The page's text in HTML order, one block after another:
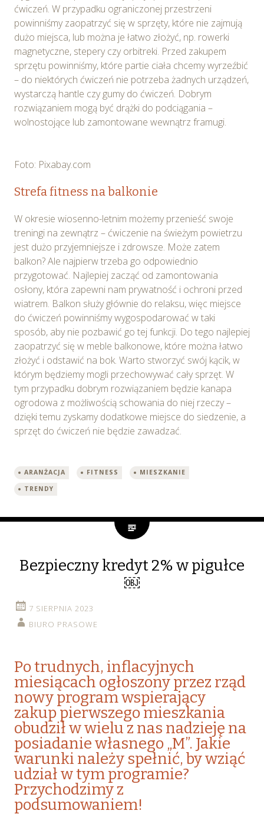
ćwiczeń. W przypadku ograniczonej przestrzeni
powinniśmy zaopatrzyć się w sprzęty, które nie zajmują
dużo miejsca, lub można je łatwo złożyć, np. rowerki
magnetyczne, stepery czy orbitreki. Przed zakupem
sprzętu powinniśmy, które partie ciała chcemy wyrzeźbić
– do niektórych ćwiczeń nie potrzeba żadnych urządzeń,
wystarczą hantle czy gumy do ćwiczeń. Dobrym
rozwiązaniem mogą być drążki do podciągania –
wolnostojące lub zamontowane wewnątrz framugi.
Foto: Pixabay.com
Strefa fitness na balkonie
W okresie wiosenno-letnim możemy przenieść swoje
treningi na zewnątrz – ćwiczenie na świeżym powietrzu
jest dużo przyjemniejsze i zdrowsze. Może zatem
balkon? Ale najpierw trzeba go odpowiednio
przygotować. Najlepiej zacząć od zamontowania
osłony, która zapewni nam prywatność i ochroni przed
wiatrem. Balkon służy głównie do relaksu, więc miejsce
do ćwiczeń powinniśmy wygospodarować w taki
sposób, aby nie pozbawić go tej funkcji. Do tego najlepiej
zaopatrzyć się w meble balkonowe, które można łatwo
złożyć i odstawić na bok. Warto stworzyć swój kącik, w
którym będziemy mogli przechowywać cały sprzęt. W
tym przypadku dobrym rozwiązaniem będzie kanapa
ogrodowa z możliwością schowania do niej rzeczy –
dzięki temu zyskamy dodatkowe miejsce do siedzenie, a
sprzęt do ćwiczeń nie będzie zawadzać.
ARANŻACJA FITNESS
MIESZKANIE
TRENDY
Bezpieczny kredyt 2% w pigułce
￼
7 SIERPNIA 2023
BIURO PRASOWE
Po trudnych, inflacyjnych
miesiącach ogłoszony przez rząd
nowy program wspierający
zakup pierwszego mieszkania
obudził w wielu z nas nadzieję na
posiadanie własnego „M”. Jakie
warunki należy spełnić, by wziąć
udział w tym programie?
Przychodzimy z
podsumowaniem!